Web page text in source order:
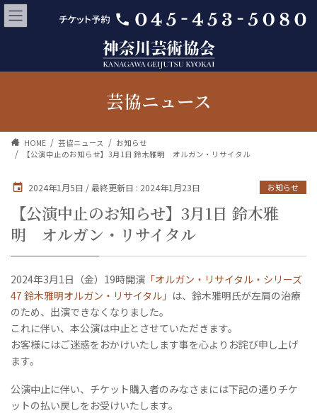
芸協ニュース
HOME 芸協ニュース
お知らせ
【公演中止のお知らせ】3月1日 鈴木雅明 オルガン・リサイタル
2024年1月5日 / 最終更新日 : 2024年1月23日 お知らせ
【公演中止のお知らせ】3月1日 鈴木雅
明 オルガン・リサイタル
2024年3月1日（金）19時開演 「オルガン・リサイタル・シリーズ
47 鈴木雅明オルガン・リサイタル」 は、鈴木雅明氏が左肩の治療
のため、出演できなくなりました。
これに伴い、本公演は中止とさせていただきます。
お客様にはご迷惑をおかけいたします事を心よりお詫び申し上げ
ます。
公演中止に伴い、チケット購入者のみなさまには下記の通りチケ
ットの払い戻しをお受けいたします。